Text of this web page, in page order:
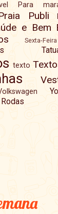
Para
Publi
e Bem
Sexta-
texto